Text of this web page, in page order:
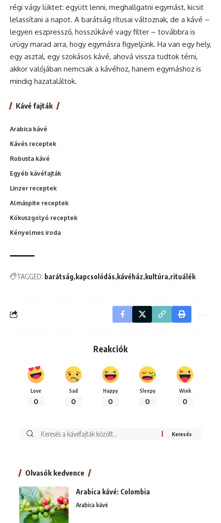
régi vágy lüktet: együtt lenni, meghallgatni egymást, kicsit
lelassítani a napot. A barátság rítusai változnak, de a kávé –
legyen eszpresszó, hosszúkávé vagy filter – továbbra is
ürügy marad arra, hogy egymásra figyeljünk. Ha van egy hely,
egy asztal, egy szokásos kávé, ahová vissza tudtok térni,
akkor valójában nemcsak a kávéhoz, hanem egymáshoz is
mindig hazataláltok.
Kávé fajták
Arabica kávé
Kávés receptek
Robusta kávé
Egyéb kávéfajták
Linzer receptek
Almáspite receptek
Kókuszgolyó receptek
Kényelmes iroda
TAGGED: barátság kapcsolódás kávéház kultúra rituálék
Reakciók
Love
0
Sad
0
Happy
0
Sleepy
0
Wink
0
Keresés:
Olvasók kedvence
Arabica kávé: Colombia
Arabica kávé